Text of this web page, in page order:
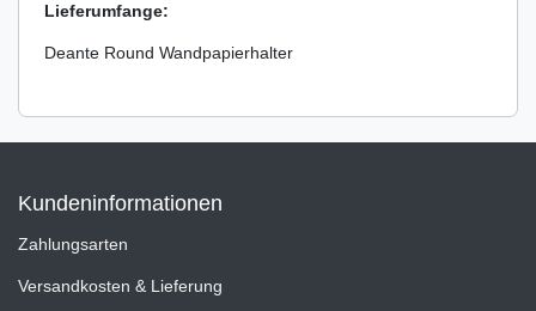
Lieferumfange:
Deante Round Wandpapierhalter
Kundeninformationen
Zahlungsarten
Versandkosten & Lieferung